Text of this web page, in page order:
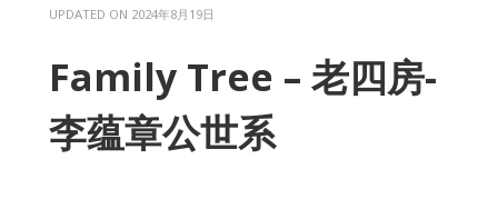
UPDATED ON 2024年8月19日
Family Tree – 老四房-
李蕴章公世系